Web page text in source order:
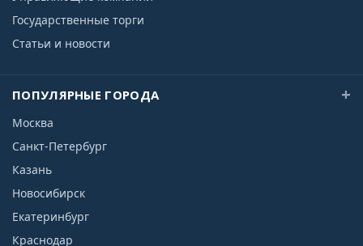
Государственные торги
Статьи и новости
ПОПУЛЯРНЫЕ ГОРОДА
Москва
Санкт-Петербург
Казань
Новосибирск
Екатеринбург
Краснодар